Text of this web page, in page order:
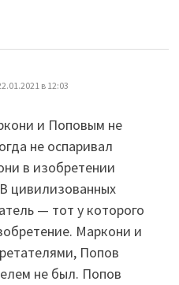
в 12:03
и Поповым не
не оспаривал
в изобретении
цивилизованных
— тот у которого
Маркони и
Попов
не был. Попов